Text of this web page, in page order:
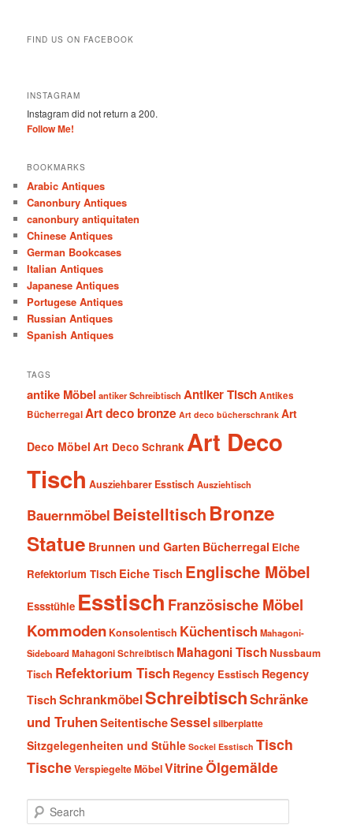
FIND US ON FACEBOOK
INSTAGRAM
Instagram did not return a 200.
Follow Me!
BOOKMARKS
Arabic Antiques
Canonbury Antiques
canonbury antiquitaten
Chinese Antiques
German Bookcases
Italian Antiques
Japanese Antiques
Portugese Antiques
Russian Antiques
Spanish Antiques
TAGS
antike Möbel antiker Schreibtisch Antiker TischAntikes
BücherregalArt deco bronze Art deco bücherschrank Art
Deco Möbel Art Deco Schrank Art Deco
Tisch Ausziehbarer Esstisch Ausziehtisch
Bauernmöbel Beistelltisch Bronze
Statue Brunnen und Garten Bücherregal Eiche
Refektorium Tisch Eiche Tisch Englische Möbel
Essstühle Esstisch Französische Möbel
Kommoden Konsolentisch Küchentisch Mahagoni-
SideboardMahagoni Schreibtisch Mahagoni TischNussbaum
Tisch Refektorium Tisch Regency Esstisch Regency
Tisch SchrankmöbelSchreibtischSchränke
und TruhenSeitentischeSesselsilberplatte
Sitzgelegenheiten und Stühle Sockel Esstisch Tisch
TischeVerspiegelte MöbelVitrineÖlgemälde
e